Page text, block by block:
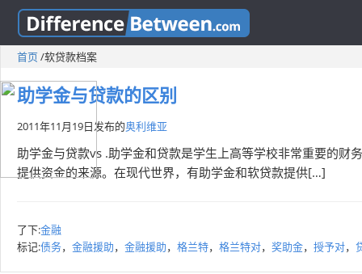
首页/软贷款档案
助学金与贷款的区别
2011年11月19日发布的奥利维亚
助学金与贷款vs .助学金和贷款是学生上高等学校非常重要的财
提供资金的来源。在现代世界，有助学金和软贷款提供[…]
了下:金融
标记:债务， 金融援助， 金融援助， 格兰特， 格兰特对， 奖助金， 授予对，